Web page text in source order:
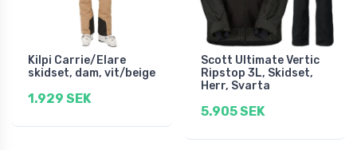
Kilpi Carrie/Elare
skidset, dam, vit/beige
1.929 SEK
Scott Ultimate Vertic
Ripstop 3L, Skidset,
Herr, Svarta
5.905 SEK